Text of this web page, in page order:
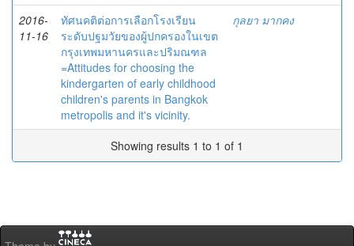
2016-
11-16
ทัศนคติต่อการเลือกโรงเรียน
ระดับปฐมวัยของผู้ปกครองในเขต
กรุงเทพมหานครและปริมณฑล
=Attitudes for choosing the
kindergarten of early childhood
children's parents in Bangkok
metropolis and it's vicinity.
กุลยา มากคง
Showing results 1 to 1 of 1